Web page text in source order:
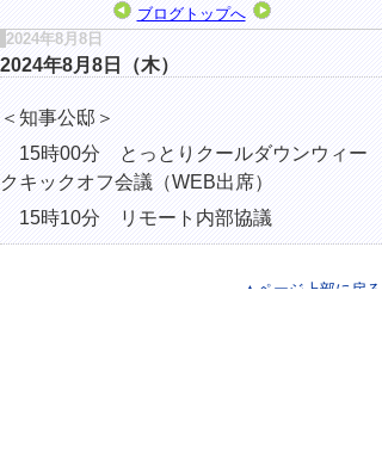
ブログトップへ
2024年8月8日
2024年8月8日（木）
＜知事公邸＞
15時00分 とっとりクールダウンウィー
クキックオフ会議（WEB出席）
15時10分 リモート内部協議
▲ページ上部に戻る